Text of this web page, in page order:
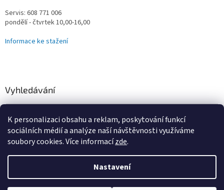
K personalizaci obsahu a reklam, poskytování funkcí
sociálních médií a analýze naší návštěvnosti využíváme
soubory cookies. Více informacízde.
Nastavení
Omlouváme se za určité komplikace s naším e-shopem, vzniklé
převodem na nový systém, vše řešíme a vyřešíme! Děkujeme za
Servis: 608 771 006
pondělí - čtvrtek 10,00-16,00
Informace ke stažení
Vyhledávání
HLEDAT